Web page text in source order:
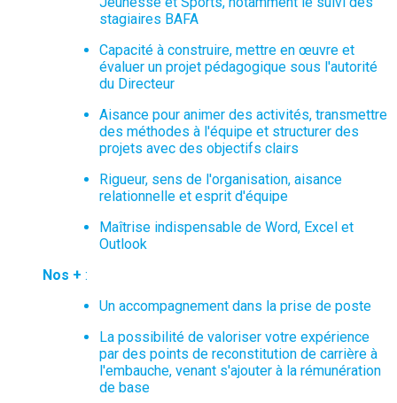
stagiaires BAFA
Capacité à construire, mettre en œuvre et
évaluer un projet pédagogique sous l'autorité
du Directeur
Aisance pour animer des activités, transmettre
des méthodes à l'équipe et structurer des
projets avec des objectifs clairs
Rigueur, sens de l'organisation, aisance
relationnelle et esprit d'équipe
Maîtrise indispensable de Word, Excel et
Outlook
Nos + :
Un accompagnement dans la prise de poste
La possibilité de valoriser votre expérience
par des points de reconstitution de carrière à
l'embauche, venant s'ajouter à la rémunération
de base